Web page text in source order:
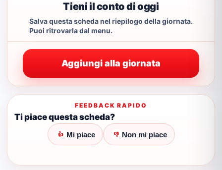
Tieni il conto di oggi
Salva questa scheda nel riepilogo della giornata.
Puoi ritrovarla dal menu.
Aggiungi alla giornata
FEEDBACK RAPIDO
Ti piace questa scheda?
👍 Mi piace 👎 Non mi piace